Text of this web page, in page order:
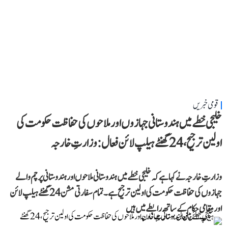
قومی خبریں
خلیجی خطے میں ہندوستانی جہازوں اور ملاحوں کی حفاظت حکومت کی
اولین ترجیح، 24 گھنٹے ہیلپ لائن فعال: وزارتِ خارجہ
وزارتِ خارجہ نے کہا ہے کہ خلیجی خطے میں ہندوستانی ملاحوں اور ہندوستانی پرچم والے
جہازوں کی حفاظت حکومت کی اولین ترجیح ہے۔ تمام سفارتی مشن 24 گھنٹے ہیلپ لائن
اور مقامی حکام کے ساتھ رابطے میں ہیں